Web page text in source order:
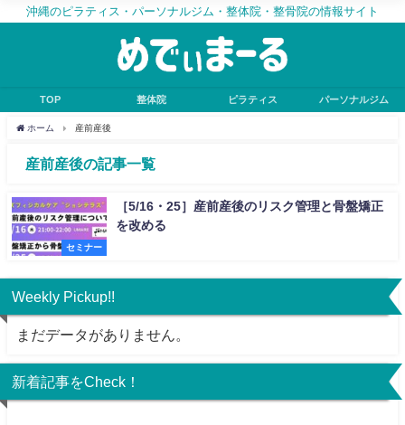
沖縄のピラティス・パーソナルジム・整体院・整骨院の情報サイト
TOP 整体院 ピラティス パーソナルジム
ホーム 産前産後
産前産後の記事一覧
セミナー
［5/16・25］産前産後のリスク管理と骨盤矯正
を改める
Weekly Pickup!!
まだデータがありません。
新着記事をCheck！